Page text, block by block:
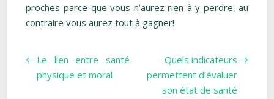
proches parce-que vous n’aurez rien à y perdre, au
contraire vous aurez tout à gagner!
Le lien entre santé
physique et moral
Quels indicateurs
permettent d’évaluer
son état de santé